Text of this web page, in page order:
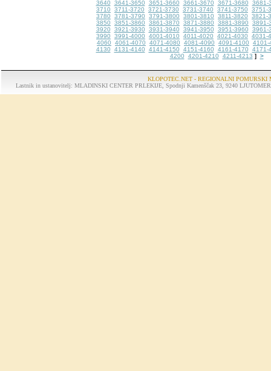
3640 3641-3650 3651-3660 3661-3670 3671-3680
3681-
3710
3711-3720 3721-3730 3731-3740 3741-3750
3751-
3780
3781-3790 3791-3800 3801-3810 3811-3820
3821-
3850
3851-3860 3861-3870 3871-3880 3881-3890
3891-
3920
3921-3930 3931-3940 3941-3950 3951-3960
3961-
3990
3991-4000 4001-4010 4011-4020 4021-4030
4031-
4060
4061-4070 4071-4080 4081-4090 4091-4100
4101-
4130
4131-4140 4141-4150 4151-4160 4161-4170
4171-
4200
4201-4210 4211-4213 ] >
KLOPOTEC.NET - REGIONALNI POMURSKI
Lastnik in ustanovitelj: MLADINSKI CENTER PRLEKIJE, Spodnji Kamenščak 23, 9240